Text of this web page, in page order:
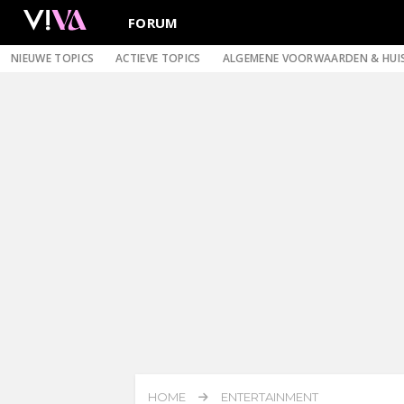
FORUM
NIEUWE TOPICS ACTIEVE TOPICS ALGEMENE VOORWAARDEN &
HOME ENTERTAINMENT